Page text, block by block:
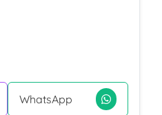
WhatsApp